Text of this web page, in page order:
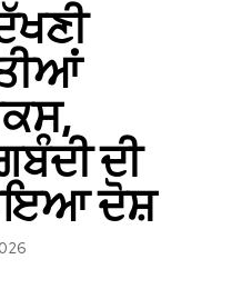
ਦੀ
ਦੋਸ਼